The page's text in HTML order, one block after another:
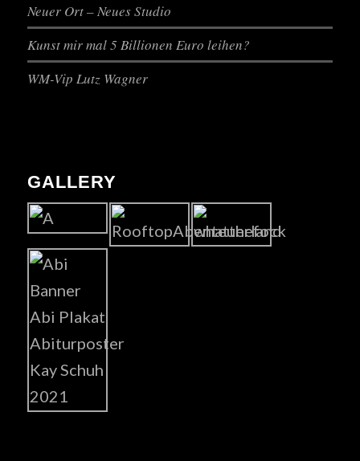
Neuer Ort – Neues Studio
Kunst mir mal 5 Billionen Euro leihen?
WM-Vip Lutz Wagner
GALLERY